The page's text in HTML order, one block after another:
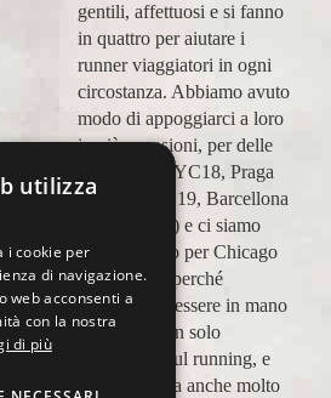
(Massimo e Anna). Prima
esperienza con voi molto
positiva! Alla prossima e
grazie!
Lara Buranti
utilizza
i cookie per
di navigazione.
web acconsenti a
con la nostra
di più